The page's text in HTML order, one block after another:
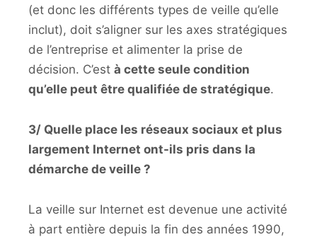
(et donc les différents types de veille qu’elle
inclut), doit s’aligner sur les axes stratégiques
de l’entreprise et alimenter la prise de
décision. C’est à cette seule condition
qu’elle peut être qualifiée de stratégique.
3/ Quelle place les réseaux sociaux et plus
largement Internet ont-ils pris dans la
démarche de veille ?
La veille sur Internet est devenue une activité
à part entière depuis la fin des années 1990,